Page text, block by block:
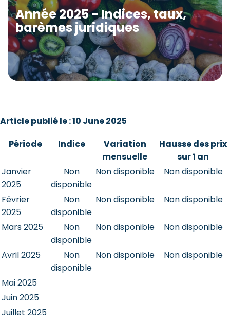
Année 2025 - Indices, taux,
barèmes juridiques
Article publié le : 10 June 2025
Période
Indice
Variation
mensuelle
Hausse des prix
sur 1 an
Janvier
2025
Non
disponible
Non disponible Non disponible
Février
2025
Non
disponible
Non disponible Non disponible
Mars 2025
Non
disponible
Non disponible Non disponible
Avril 2025
Non
disponible
Non disponible Non disponible
Mai 2025
Juin 2025
Juillet 2025